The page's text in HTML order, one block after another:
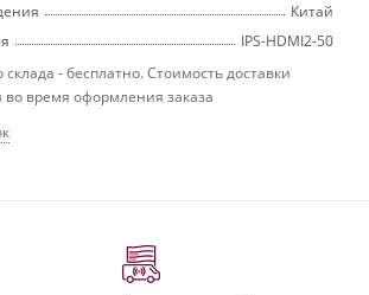
Китай
IPS-HDMI2-50
- бесплатно. Стоимость доставки
во время оформления заказа